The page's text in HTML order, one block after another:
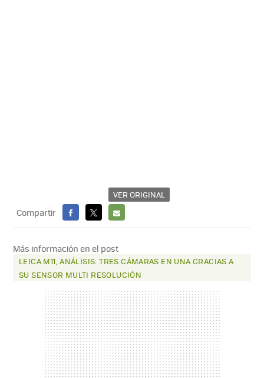
VER ORIGINAL
Compartir
FACEBOOK
X
E-
MAIL
Más información en el post
LEICA M11, ANÁLISIS: TRES CÁMARAS EN UNA GRACIAS A
SU SENSOR MULTI RESOLUCIÓN